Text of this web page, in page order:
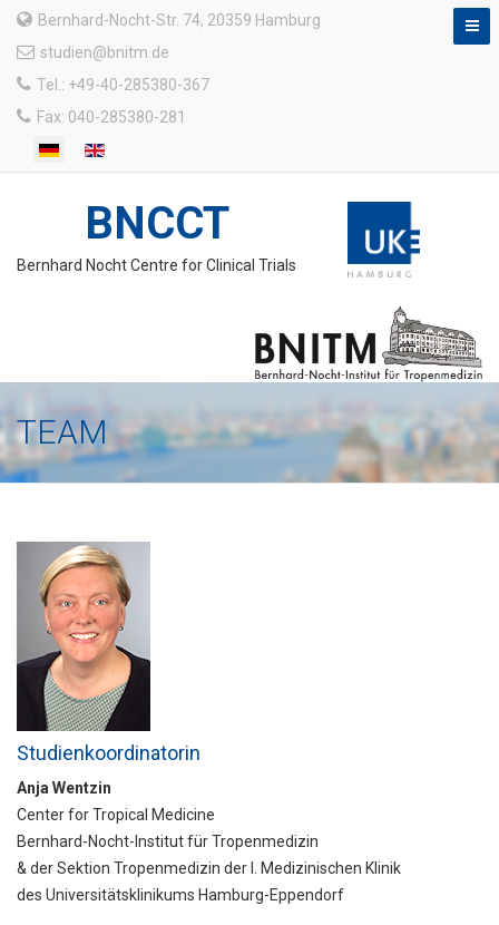
Bernhard-Nocht-Str. 74, 20359 Hamburg
studien@bnitm.de
Tel.: +49-40-285380-367
Fax: 040-285380-281
BNCCT
Bernhard Nocht Centre for Clinical Trials
TEAM
Studienkoordinatorin
Anja Wentzin
Center for Tropical Medicine
Bernhard-Nocht-Institut für Tropenmedizin
& der Sektion Tropenmedizin der I. Medizinischen Klinik
des Universitätsklinikums Hamburg-Eppendorf